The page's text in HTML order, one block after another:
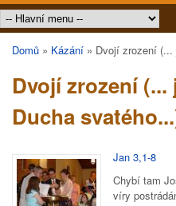
Hlavní menu
Jste zde
Domů » Kázání » Dvojí zrození
Dvojí zrození
Ducha
Jan 3,1-8
Chybí tam
víry